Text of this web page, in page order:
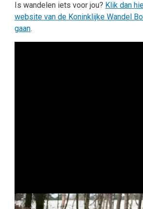
Is wandelen iets voor jou? Klik dan
website van de Koninklijke Wandel
gaan.